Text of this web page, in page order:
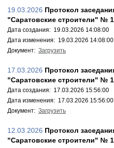
19.03.2026 Протокол
"Саратовские строители" №
Дата создания: 19.03.2026 14:08:00
Дата изменения: 19.03.2026 14:08:00
Документ: Загрузить
17.03.2026 Протокол
"Саратовские строители" №
Дата создания: 17.03.2026 15:56:00
Дата изменения: 17.03.2026 15:56:00
Документ: Загрузить
12.03.2026 Протокол
"Саратовские строители" №